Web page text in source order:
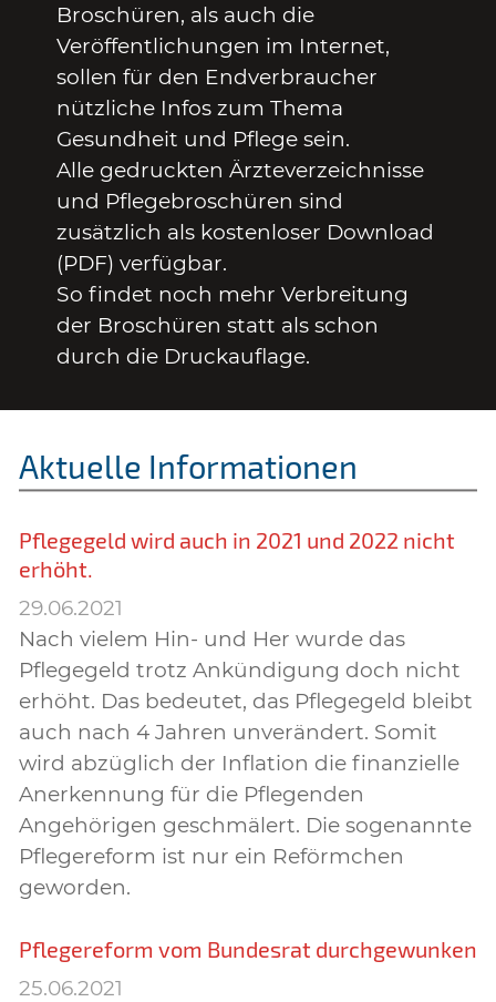
Broschüren, als auch die
Veröffentlichungen im Internet,
sollen für den Endverbraucher
nützliche Infos zum Thema
Gesundheit und Pflege sein.
Alle gedruckten Ärzteverzeichnisse
und Pflegebroschüren sind
zusätzlich als kostenloser Download
(PDF) verfügbar.
So findet noch mehr Verbreitung
der Broschüren statt als schon
durch die Druckauflage.
Aktuelle Informationen
Pflegegeld wird auch in 2021 und 2022 nicht
erhöht.
29.06.2021
Nach vielem Hin- und Her wurde das
Pflegegeld trotz Ankündigung doch nicht
erhöht. Das bedeutet, das Pflegegeld bleibt
auch nach 4 Jahren unverändert. Somit
wird abzüglich der Inflation die finanzielle
Anerkennung für die Pflegenden
Angehörigen geschmälert. Die sogenannte
Pflegereform ist nur ein Reförmchen
geworden.
Pflegereform vom Bundesrat durchgewunken
25.06.2021